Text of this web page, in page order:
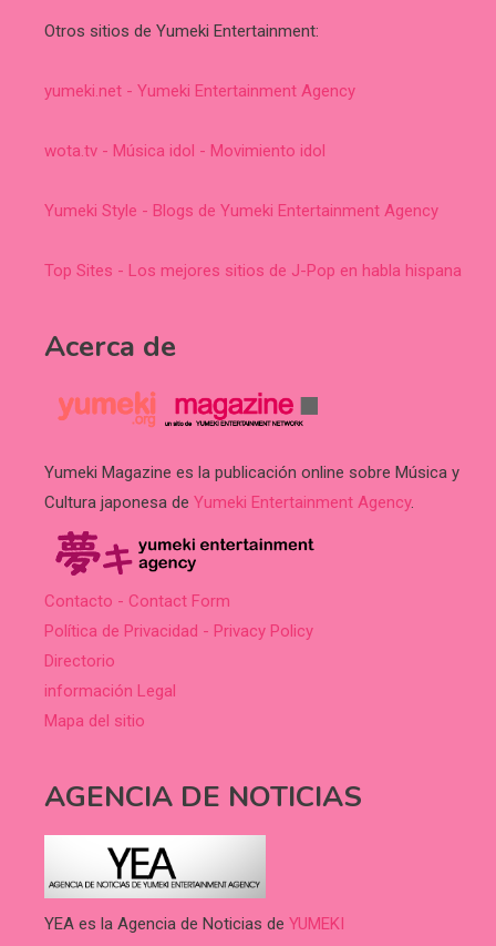
Otros sitios de Yumeki Entertainment:
yumeki.net - Yumeki Entertainment Agency
wota.tv - Música idol - Movimiento idol
Yumeki Style - Blogs de Yumeki Entertainment Agency
Top Sites - Los mejores sitios de J-Pop en habla hispana
Acerca de
Yumeki Magazine es la publicación online sobre Música y
Cultura japonesa de Yumeki Entertainment Agency.
Contacto - Contact Form
Política de Privacidad - Privacy Policy
Directorio
información Legal
Mapa del sitio
AGENCIA DE NOTICIAS
YEA es la Agencia de Noticias de YUMEKI